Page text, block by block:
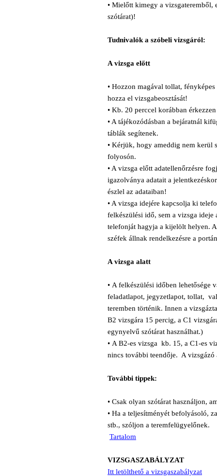
• Mielőtt kimegy a
szótárat)!
Tudnivalók a szóbeli vizsgáról:
A vizsga előtt
• Hozzon magával tollat,
hozza el vizsgabeosztását!
• Kb. 20 perccel korábban
• A tájékozódásban a bejáratnál
táblák segítenek.
• Kérjük, hogy ameddig nem kerül
folyosón.
• A vizsga előtt adatellenőrzésre
igazolványa adatait a
észlel az adataiban!
• A vizsga idejére kapcsolja ki
felkészülési idő, sem a vizsga ideje
telefonját hagyja a kijelölt helyen.
széfek állnak rendelkezésre a
A vizsga alatt
• A felkészülési időben lehetősége
feladatlapot, jegyzetlapot, tollat,
teremben történik. Innen a
B2 vizsgára 15 percig, a C1
egynyelvű szótárat használhat.)
• A B2-es vizsga kb. 15, a C1-es
nincs további teendője. A vizsgázó
További tippek:
• Csak olyan szótárat használjon,
• Ha a teljesítményét befolyásoló,
stb., szóljon a teremfelügyelőnek.
Tartalom
VIZSGASZABÁLYZAT
Itt letölthető a vizsgaszabályzat